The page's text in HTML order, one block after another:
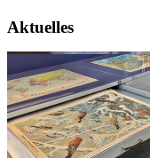
Aktuelles